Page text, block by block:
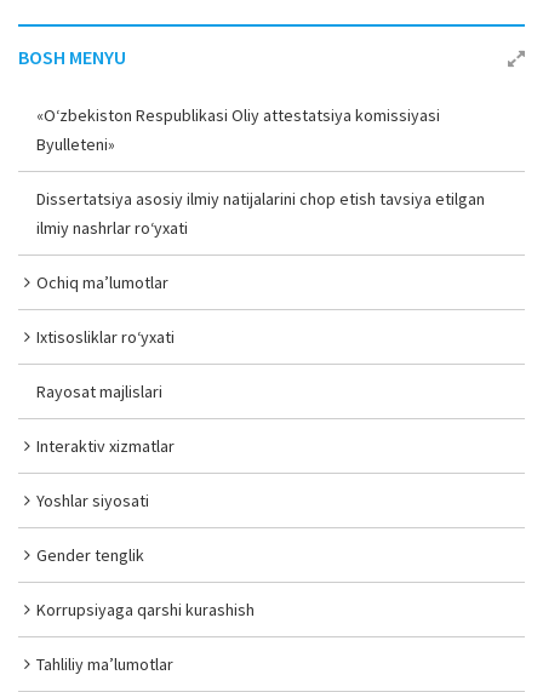
BOSH MENYU
«O‘zbekiston Respublikasi Oliy attestatsiya komissiyasi
Byulleteni»
Dissertatsiya asosiy ilmiy natijalarini chop etish tavsiya etilgan
ilmiy nashrlar ro‘yxati
Ochiq ma’lumotlar
Ixtisosliklar ro‘yxati
Rayosat majlislari
Interaktiv xizmatlar
Yoshlar siyosati
Gender tenglik
Korrupsiyaga qarshi kurashish
Tahliliy ma’lumotlar